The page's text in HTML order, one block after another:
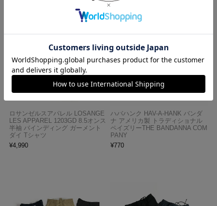
ロサンゼルスアパレル LOSANGE
LES APPAREL 1203GD 8.5オンス
半袖 バインディング ガーメント
ダイ Tシャツ
¥4,990
ハバハンク HAV-A-HANK バンダ
ナ アメリカ製 トラディショナル
ペイズリーTHE BANDANNA COM
PANY
¥770